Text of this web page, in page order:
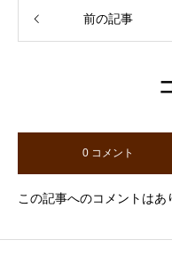
前の記事
0 コメント
この記事へのコメントはあ